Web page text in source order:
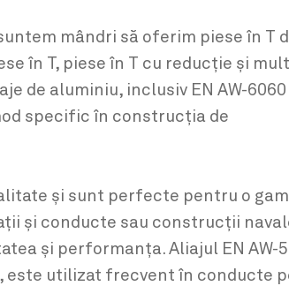
mândri să oferim piese în T
în T, piese în T cu reducție și
de aluminiu, inclusiv EN AW-6060
specific în construcția de
și sunt perfecte pentru o
și conducte sau construcții
și performanța. Aliajul EN AW-
este utilizat frecvent în conducte